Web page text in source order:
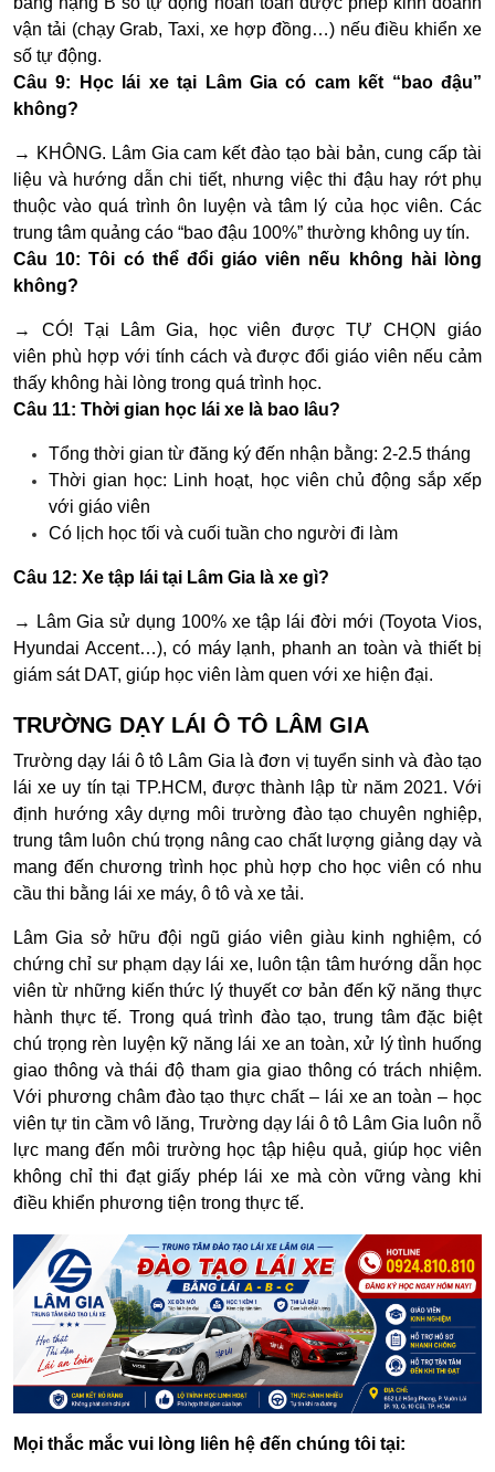
vận tải (chạy Grab, Taxi, xe hợp đồng…) nếu điều khiển xe
số tự động.
Câu 9: Học lái xe tại Lâm Gia có cam kết “bao đậu”
không?
→ KHÔNG. Lâm Gia cam kết đào tạo bài bản, cung cấp tài
liệu và hướng dẫn chi tiết, nhưng việc thi đậu hay rớt phụ
thuộc vào quá trình ôn luyện và tâm lý của học viên. Các
trung tâm quảng cáo “bao đậu 100%” thường không uy tín.
Câu 10: Tôi có thể đổi giáo viên nếu không hài lòng
không?
→ CÓ! Tại Lâm Gia, học viên đượcTỰ CHỌN giáo
viên phù hợp với tính cách và được đổi giáo viên nếu cảm
thấy không hài lòng trong quá trình học.
Câu 11: Thời gian học lái xe là bao lâu?
Tổng thời gian từ đăng ký đến nhận bằng: 2-2.5 tháng
Thời gian học: Linh hoạt, học viên chủ động sắp xếp
với giáo viên
Có lịch học tối và cuối tuần cho người đi làm
Câu 12: Xe tập lái tại Lâm Gia là xe gì?
→ Lâm Gia sử dụng 100% xe tập lái đời mới (Toyota Vios,
Hyundai Accent…), có máy lạnh, phanh an toàn và thiết bị
giám sát DAT, giúp học viên làm quen với xe hiện đại.
TRƯỜNG DẠY LÁI Ô TÔ LÂM GIA
Trường dạy lái ô tô Lâm Gia là đơn vị tuyển sinh và đào tạo
lái xe uy tín tại TP.HCM, được thành lập từ năm 2021. Với
định hướng xây dựng môi trường đào tạo chuyên nghiệp,
trung tâm luôn chú trọng nâng cao chất lượng giảng dạy và
mang đến chương trình học phù hợp cho học viên có nhu
cầu thi bằng lái xe máy, ô tô và xe tải.
Lâm Gia sở hữu đội ngũ giáo viên giàu kinh nghiệm, có
chứng chỉ sư phạm dạy lái xe, luôn tận tâm hướng dẫn học
viên từ những kiến thức lý thuyết cơ bản đến kỹ năng thực
hành thực tế. Trong quá trình đào tạo, trung tâm đặc biệt
chú trọng rèn luyện kỹ năng lái xe an toàn, xử lý tình huống
giao thông và thái độ tham gia giao thông có trách nhiệm.
Với phương châm đào tạo thực chất – lái xe an toàn – học
viên tự tin cầm vô lăng, Trường dạy lái ô tô Lâm Gia luôn nỗ
lực mang đến môi trường học tập hiệu quả, giúp học viên
không chỉ thi đạt giấy phép lái xe mà còn vững vàng khi
điều khiển phương tiện trong thực tế.
Mọi thắc mắc vui lòng liên hệ đến chúng tôi tại: